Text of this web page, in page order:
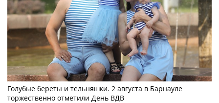
Голубые береты и тельняшки. 2 августа в Барнауле
торжественно отметили День ВДВ